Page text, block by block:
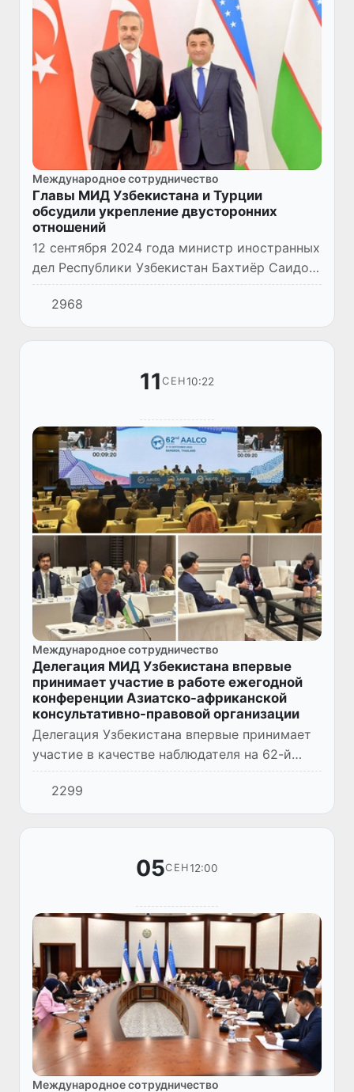
Международное сотрудничество
Главы МИД Узбекистана и Турции
обсудили укрепление двусторонних
отношений
12 сентября 2024 года министр иностранных
дел Республики Узбекистан Бахтиёр Саидов
провел встречу с министром иностранных
дел Турецкой Республики Хаканом Фиданом
в Ташкенте.
2968
11СЕН10:22
Международное сотрудничество
Делегация МИД Узбекистана впервые
принимает участие в работе ежегодной
конференции Азиатско-африканской
консультативно-правовой организации
Делегация Узбекистана впервые принимает
участие в качестве наблюдателя на 62-й
ежегодной конференции Азиатско-
африканской консультативно-правовой
организации (Asian-African Legal C...
2299
05СЕН12:00
Международное сотрудничество